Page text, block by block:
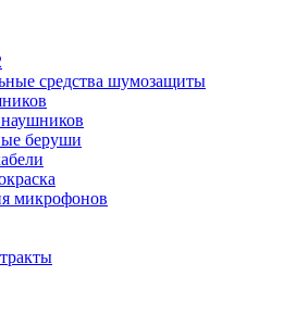
средства шумозащиты
беруши
микрофонов